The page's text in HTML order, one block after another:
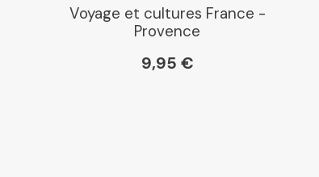
Voyage et cultures France -
Provence
9,95 €